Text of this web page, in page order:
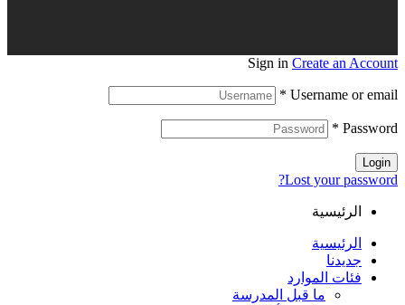
Sign in Create an Account
Username or email
*
Password
*
Login
Lost your password?
الرئيسية
الرئيسية
جديدنا
فئات الموارد
ما قبل المدرسة